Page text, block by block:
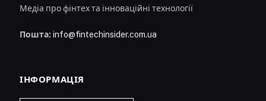
Медіа про фінтех та інноваційні технології
Пошта: info@fintechinsider.com.ua
ІНФОРМАЦІЯ